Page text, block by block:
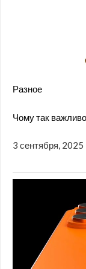
Разное
Чому так
3 сентября, 2025